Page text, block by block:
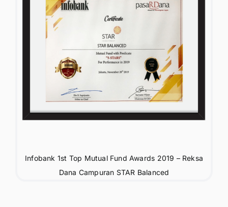
Infobank 1st Top Mutual Fund Awards 2019 – Reksa
Dana Campuran STAR Balanced